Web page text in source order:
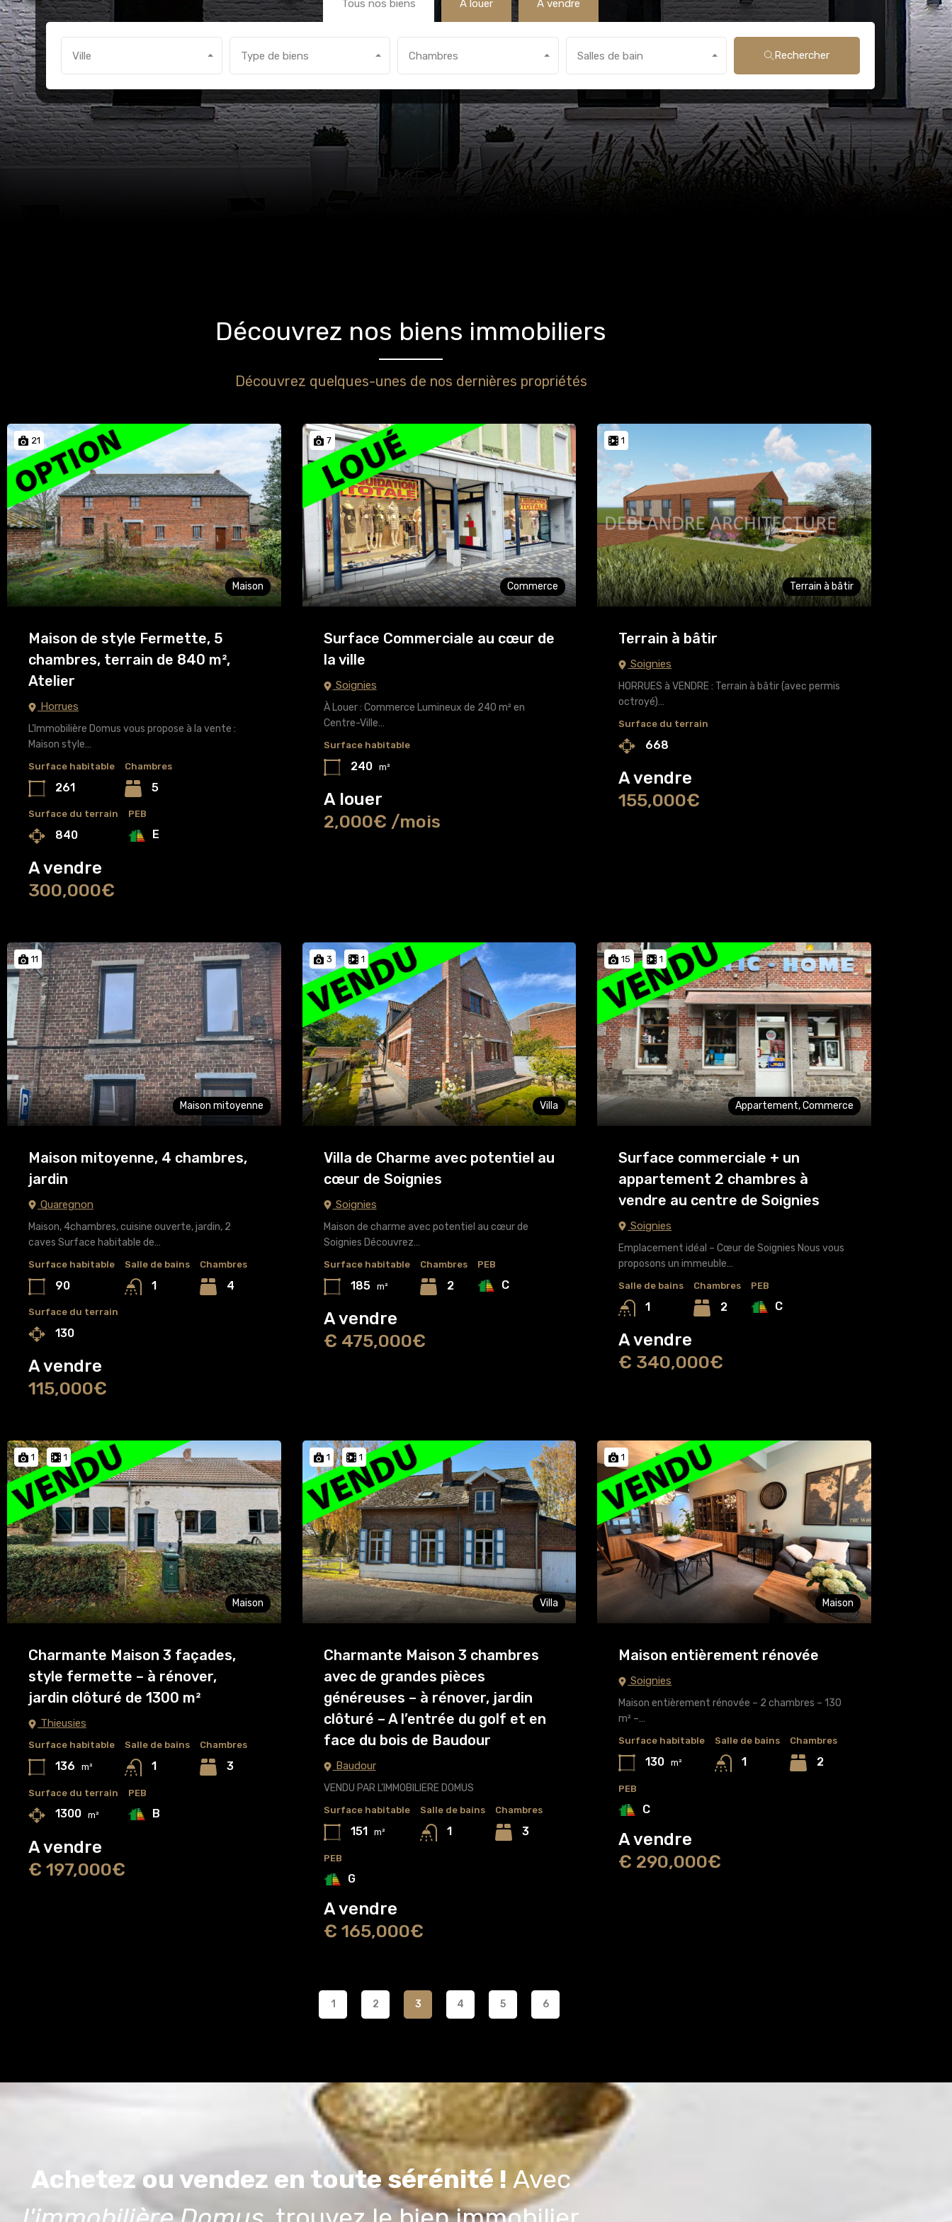
Tous nos biens A louer A vendre
Ville Type de biens Chambres Salles de bain Rechercher
Découvrez nos biens immobiliers
Découvrez quelques-unes de nos dernières propriétés
21
Maison
Maison de style Fermette, 5
chambres, terrain de 840 m²,
Atelier
Horrues
L’Immobilière Domus vous propose à la vente :
Maison style…
Surface habitable
261
Chambres
5
Surface du terrain
840
PEB
E
A vendre
300,000€
7
Commerce
Surface Commerciale au cœur de
la ville
Soignies
À Louer : Commerce Lumineux de 240 m² en
Centre-Ville…
Surface habitable
240 m²
A louer
2,000€ /mois
1
Terrain à bâtir
Terrain à bâtir
Soignies
HORRUES à VENDRE : Terrain à bâtir (avec permis
octroyé)…
Surface du terrain
668
A vendre
155,000€
11
Maison mitoyenne
Maison mitoyenne, 4 chambres,
jardin
Quaregnon
Maison, 4chambres, cuisine ouverte, jardin, 2
caves Surface habitable de…
Surface habitable
90
Salle de bains
1
Chambres
4
Surface du terrain
130
A vendre
115,000€
3 1
Villa
Villa de Charme avec potentiel au
cœur de Soignies
Soignies
Maison de charme avec potentiel au cœur de
Soignies Découvrez…
Surface habitable
185 m²
Chambres
2
PEB
C
A vendre
€ 475,000€
15 1
Appartement, Commerce
Surface commerciale + un
appartement 2 chambres à
vendre au centre de Soignies
Soignies
Emplacement idéal – Cœur de Soignies Nous vous
proposons un immeuble…
Salle de bains
1
Chambres
2
PEB
C
A vendre
€ 340,000€
1 1
Maison
Charmante Maison 3 façades,
style fermette – à rénover,
jardin clôturé de 1300 m²
Thieusies
Surface habitable
136 m²
Salle de bains
1
Chambres
3
Surface du terrain
1300 m²
PEB
B
A vendre
€ 197,000€
1 1
Villa
Charmante Maison 3 chambres
avec de grandes pièces
généreuses – à rénover, jardin
clôturé – A l’entrée du golf et en
face du bois de Baudour
Baudour
VENDU PAR L’IMMOBILIERE DOMUS
Surface habitable
151 m²
Salle de bains
1
Chambres
3
PEB
G
A vendre
€ 165,000€
1
Maison
Maison entièrement rénovée
Soignies
Maison entièrement rénovée – 2 chambres – 130
m² –…
Surface habitable
130 m²
Salle de bains
1
Chambres
2
PEB
C
A vendre
€ 290,000€
1 2 3 4 5 6
Achetez ou vendez en toute sérénité !Avec